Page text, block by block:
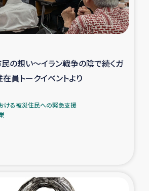
経済自立支援事業
災者への食料支援と農家生産支援
区における羊の畜産支援
を通した女性グループの生計支援
の想い～イラン戦争の陰で続くガ
員トークイベントより
ける被災住民への緊急支援